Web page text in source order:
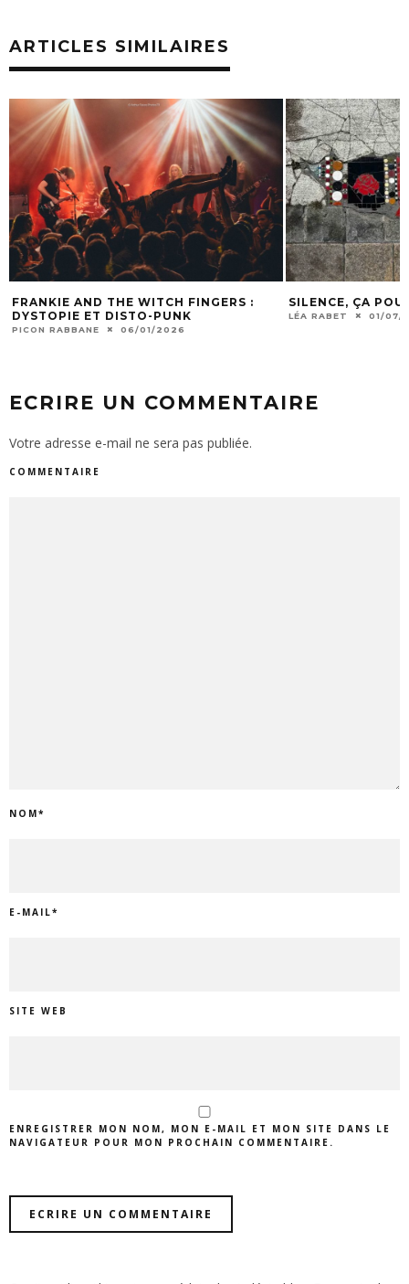
ARTICLES SIMILAIRES
FRANKIE AND THE WITCH FINGERS :
DYSTOPIE ET DISTO-PUNK
PICON RABBANE 06/01/2026
SILENCE, ÇA
LÉA RABET 01/07/
ECRIRE UN COMMENTAIRE
Votre adresse e-mail ne sera pas publiée.
COMMENTAIRE
NOM*
E-MAIL*
SITE WEB
ENREGISTRER MON NOM, MON E-MAIL ET MON SITE DANS LE
NAVIGATEUR POUR MON PROCHAIN COMMENTAIRE.